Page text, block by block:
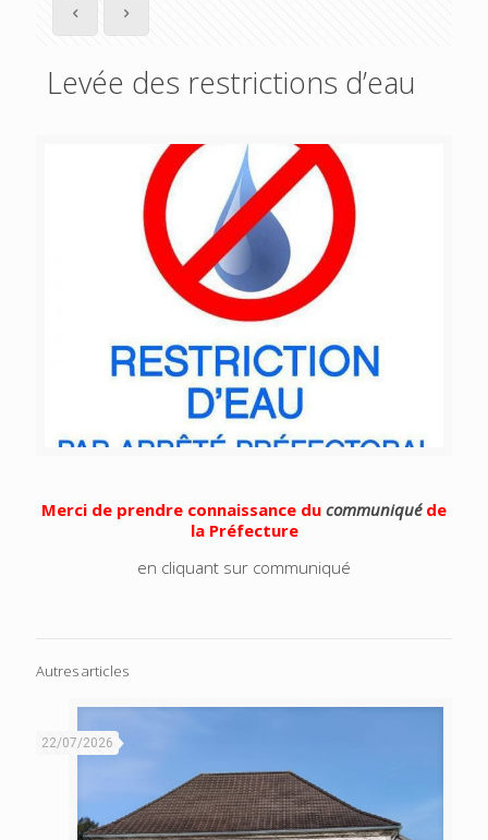
Levée des restrictions d’eau
Merci de prendre connaissance du communiqué de
la Préfecture
en cliquant sur communiqué
Autres articles
22/07/2026